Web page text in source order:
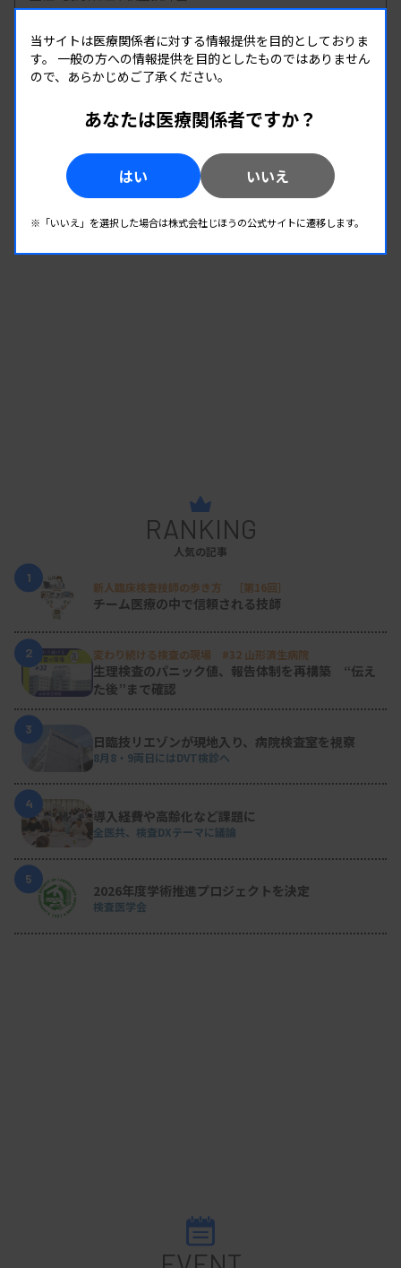
輸血
08.23（日）-2026.08.23（日）
佐賀県臨床検査技師会
開催場所 : WEB
輸血
RANKING
人気の記事
1
新人臨床検査技師の歩き方 ［第16回］
チーム医療の中で信頼される技師
2 変わり続ける検査の現場 #32 山形済生病院
生理検査のパニック値、報告体制を再構築 “伝え
た後”まで確認
3
日臨技リエゾンが現地入り、病院検査室を視察
8月8・9両日にはDVT検診へ
4
導入経費や高齢化など課題に
全医共、検査DXテーマに議論
5
2026年度学術推進プロジェクトを決定
検査医学会
当サイトは医療関係者に対する情報提供を目的としておりま
す。 一般の方への情報提供を目的としたものではありません
ので、あらかじめご了承ください。
あなたは医療関係者ですか？
はい いいえ
※「いいえ」を選択した場合は株式会社じほうの公式サイトに遷移します。